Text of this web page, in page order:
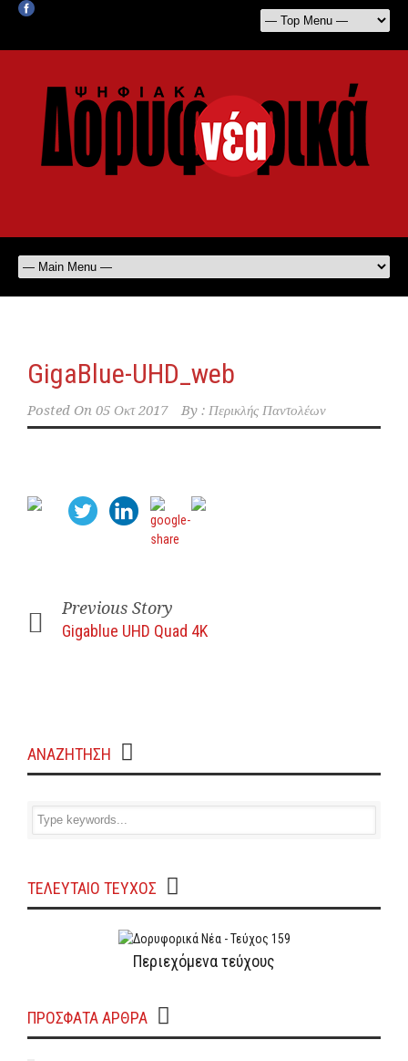
GigaBlue-UHD_web
Posted On 05 Οκτ 2017 By : Περικλής Παντολέων
Previous Story
Gigablue UHD Quad 4K
ΑΝΑΖΗΤΗΣΗ
ΤΕΛΕΥΤΑΙΟ ΤΕΥΧΟΣ
Περιεχόμενα τεύχους
ΠΡΌΣΦΑΤΑ ΆΡΘΡΑ